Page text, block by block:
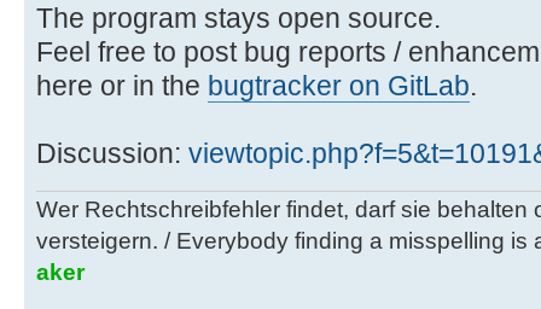
The program stays open source.
Feel free to post bug reports /
here or in the bugtracker on GitLab.
Discussion:
Wer Rechtschreibfehler findet, darf sie behalten
versteigern. / Everybody finding a misspelling is
aker